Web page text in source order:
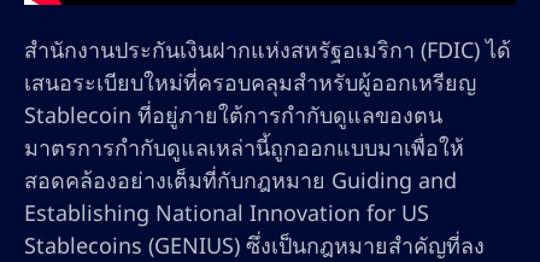
สำนักงานประกันเงินฝากแห่งสหรัฐอเมริกา (FDIC) ได้
เสนอระเบียบใหม่ที่ครอบคลุมสำหรับผู้ออกเหรียญ
Stablecoin ที่อยู่ภายใต้การกำกับดูแลของตน
มาตรการกำกับดูแลเหล่านี้ถูกออกแบบมาเพื่อให้
สอดคล้องอย่างเต็มที่กับกฎหมาย Guiding and
Establishing National Innovation for US
Stablecoins (GENIUS) ซึ่งเป็นกฎหมายสำคัญที่ลง